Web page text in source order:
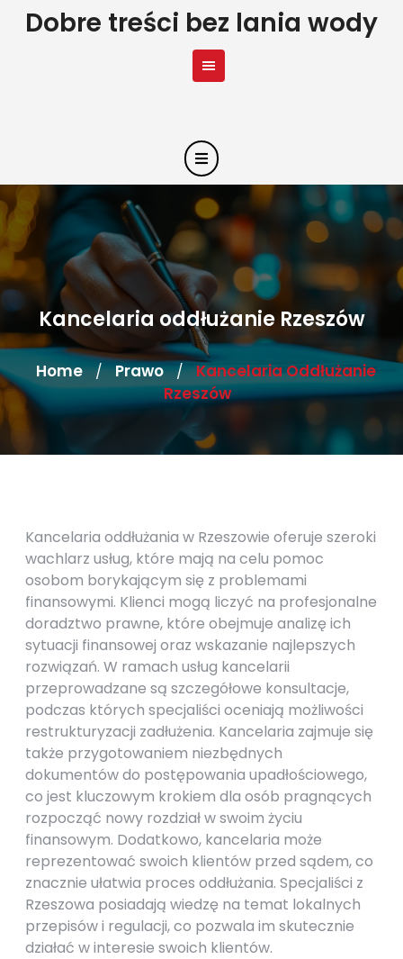
SkipDobre treści bez lania wody
Kancelaria oddłużanie Rzeszów
Home / Prawo / Kancelaria Oddłużanie
Rzeszów
Kancelaria oddłużania w Rzeszowie oferuje szeroki
wachlarz usług, które mają na celu pomoc
osobom borykającym się z problemami
finansowymi. Klienci mogą liczyć na profesjonalne
doradztwo prawne, które obejmuje analizę ich
sytuacji finansowej oraz wskazanie najlepszych
rozwiązań. W ramach usług kancelarii
przeprowadzane są szczegółowe konsultacje,
podczas których specjaliści oceniają możliwości
restrukturyzacji zadłużenia. Kancelaria zajmuje się
także przygotowaniem niezbędnych
dokumentów do postępowania upadłościowego,
co jest kluczowym krokiem dla osób pragnących
rozpocząć nowy rozdział w swoim życiu
finansowym. Dodatkowo, kancelaria może
reprezentować swoich klientów przed sądem, co
znacznie ułatwia proces oddłużania. Specjaliści z
Rzeszowa posiadają wiedzę na temat lokalnych
przepisów i regulacji, co pozwala im skutecznie
działać w interesie swoich klientów.